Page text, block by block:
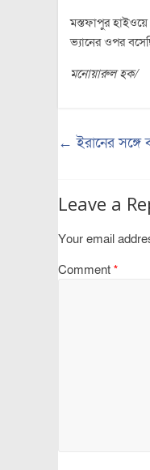
মস্তফাপুর হাইওয়ে
ভ্যানের ওপর
মনোয়ারুল হক/
← ইরানের
Leave a
Your email
Comment *